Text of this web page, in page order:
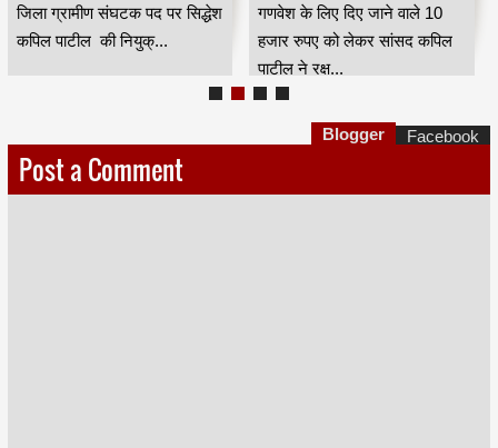
जिला ग्रामीण संघटक पद पर सिद्धेश
कपिल पाटील की नियुक्...
गणवेश के लिए दिए जाने वाले 10
हजार रुपए को लेकर सांसद कपिल
पाटील ने रक्ष...
Post a Comment
Blogger Facebook